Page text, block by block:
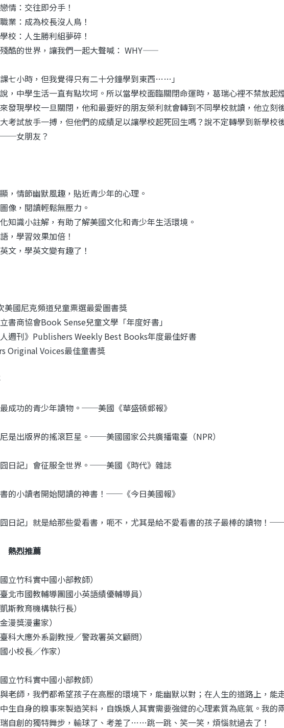
情：交往即分手！
業：成為校長沒人鳥！
校：人生勝利組夢碎！
酷的世界，讓我們一起大聲喊： WHY——
七小時，但我覺得只有二十分鐘學到東西……」
，中學生活一直有點坎坷。所以當學校面臨關閉命運時，葛瑞心裡不禁放起
發現學校一旦關閉，他和最要好的朋友榮利就會轉到不同學校就讀，他立刻
考試放手一搏，但他們的成績足以讓學校起死回生嗎？說不定轉學到新學校
女朋友？
，情節幽默風趣，貼近青少年的心理。
像，閱讀輕鬆無壓力。
知識小註解，有助了解美國文化和青少年生活環境。
，學習效果加倍！
文，學英文變有趣了！
國尼克頻道兒童票選最愛圖書獎
書商協會Book Sense兒童文學「年度好書」
週刊》Publishers Weekly Best Books年度最佳好書
Original Voices最佳童書獎
成功的青少年讀物。──美國《華盛頓郵報》
是出版界的搖滾巨星。──美國國家公共廣播電臺（NPR）
日記」會征服全世界。──美國《時代》雜誌
的小讀者開始閱讀的神書！──《今日美國報》
日記」就是給那些愛看書，呃不，尤其是給不愛看書的孩子最棒的讀物！
熱烈推薦
立竹科實中國小部教師）
北市國教輔導團國小英語績優輔導員）
斯教育機構執行長）
漫獎漫畫家）
科大應外系副教授／警政署英文顧問）
小校長／作家）
立竹科實中國小部教師）
老師，我們都希望孩子在高壓的環境下，能幽默以對；在人生的道路上，能
生自身的糗事來製造笑料，自娛娛人其實需要強健的心理素質為底氣。我的
自創的獨特舞步，輸球了、考差了……跳一跳、笑一笑，煩惱就過去了！